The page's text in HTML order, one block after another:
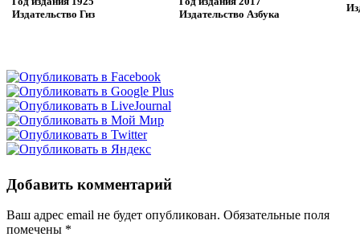
Издательство Гиз
Издательство Азбука
Добавить комментарий
Ваш адрес email не будет опубликован. Обязательные поля
помечены *